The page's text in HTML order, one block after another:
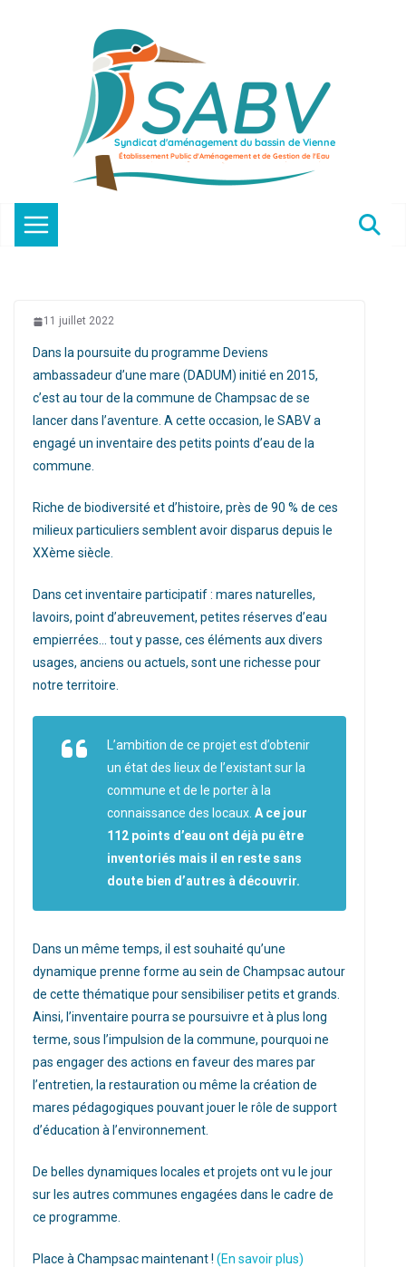
11 juillet 2022
Dans la poursuite du programme Deviens
ambassadeur d’une mare (DADUM) initié en 2015,
c’est au tour de la commune de Champsac de se
lancer dans l’aventure. A cette occasion, le SABV a
engagé un inventaire des petits points d’eau de la
commune.
Riche de biodiversité et d’histoire, près de 90 % de ces
milieux particuliers semblent avoir disparus depuis le
XXème siècle.
Dans cet inventaire participatif : mares naturelles,
lavoirs, point d’abreuvement, petites réserves d’eau
empierrées… tout y passe, ces éléments aux divers
usages, anciens ou actuels, sont une richesse pour
notre territoire.
L’ambition de ce projet est d’obtenir
un état des lieux de l’existant sur la
commune et de le porter à la
connaissance des locaux. A ce jour
112 points d’eau ont déjà pu être
inventoriés mais il en reste sans
doute bien d’autres à découvrir.
Dans un même temps, il est souhaité qu’une
dynamique prenne forme au sein de Champsac autour
de cette thématique pour sensibiliser petits et grands.
Ainsi, l’inventaire pourra se poursuivre et à plus long
terme, sous l’impulsion de la commune, pourquoi ne
pas engager des actions en faveur des mares par
l’entretien, la restauration ou même la création de
mares pédagogiques pouvant jouer le rôle de support
d’éducation à l’environnement.
De belles dynamiques locales et projets ont vu le jour
sur les autres communes engagées dans le cadre de
ce programme.
Place à Champsac maintenant ! (En savoir plus)